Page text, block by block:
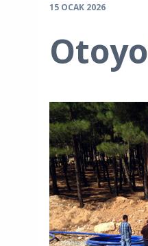
15 OCAK 2026